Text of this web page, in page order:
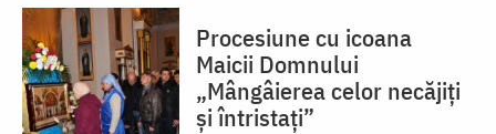
Procesiune cu icoana
Maicii Domnului
„Mângâierea celor necăjiți
și întristați”